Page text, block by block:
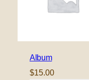
Album
$15.00